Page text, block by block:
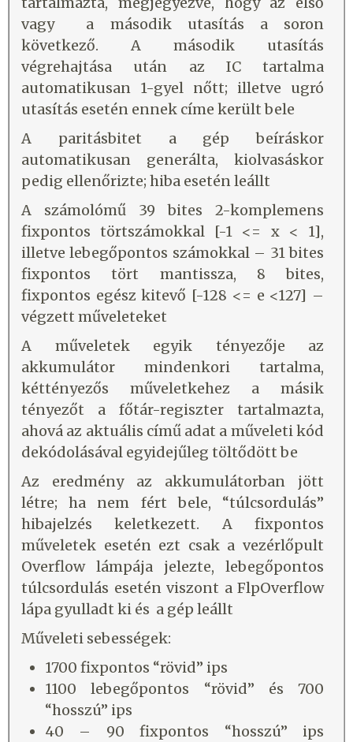
vagy a második utasítás a soron
következő. A második utasítás
végrehajtása után az IC tartalma
automatikusan 1-gyel nőtt; illetve ugró
utasítás esetén ennek címe került bele
A paritásbitet a gép beíráskor
automatikusan generálta, kiolvasáskor
pedig ellenőrizte; hiba esetén leállt
A számolómű 39 bites 2-komplemens
fixpontos törtszámokkal [-1 <= x < 1],
illetve lebegőpontos számokkal – 31 bites
fixpontos tört mantissza, 8 bites,
fixpontos egész kitevő [-128 <= e <127] –
végzett műveleteket
A műveletek egyik tényezője az
akkumulátor mindenkori tartalma,
kéttényezős műveletkehez a másik
tényezőt a főtár-regiszter tartalmazta,
ahová az aktuális című adat a műveleti kód
dekódolásával egyidejűleg töltődött be
Az eredmény az akkumulátorban jött
létre; ha nem fért bele, “túlcsordulás”
hibajelzés keletkezett. A fixpontos
műveletek esetén ezt csak a vezérlőpult
Overflow lámpája jelezte, lebegőpontos
túlcsordulás esetén viszont a FlpOverflow
lápa gyulladt ki és a gép leállt
Műveleti sebességek:
1700 fixpontos “rövid” ips
1100 lebegőpontos “rövid” és 700
“hosszú” ips
40 – 90 fixpontos “hosszú” ips